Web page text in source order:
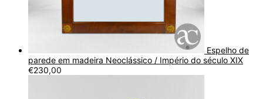
Espelho de
parede em madeira Neoclássico / Império do século XIX
€230,00